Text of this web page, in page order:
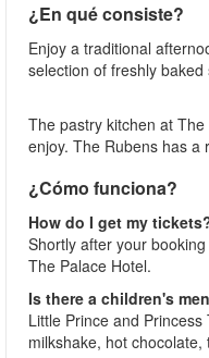
¿En qué consiste?
Enjoy a traditional
selection of freshly
The pastry kitchen at
enjoy. The Rubens has
¿Cómo funciona?
How do I get my
Shortly after your
The Palace Hotel.
Is there a children's
Little Prince and
milkshake, hot chocolate,